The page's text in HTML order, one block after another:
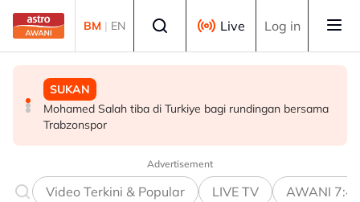
Skip to main content
BM | EN Live Log in
DUNIA
El-Sayed cipta kejutan menang pemilihan awal Senat
Demokrat Michigan
SUKAN
Mohamed Salah tiba di Turkiye bagi rundingan bersama
Trabzonspor
DUNIA
Hasina mahu pulang ke Bangladesh menjelang akhir
tahun
Advertisement
Video Terkini & Popular LIVE TV AWANI